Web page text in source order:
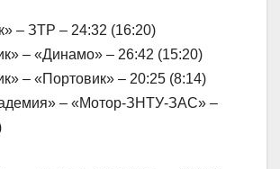
– ЗТР – 24:32 (16:20)
– «Динамо» – 26:42 (15:20)
– «Портовик» – 20:25 (8:14)
– «Мотор-ЗНТУ-ЗАС» –